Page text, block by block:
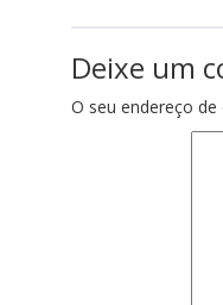
Deixe um
O seu endereço